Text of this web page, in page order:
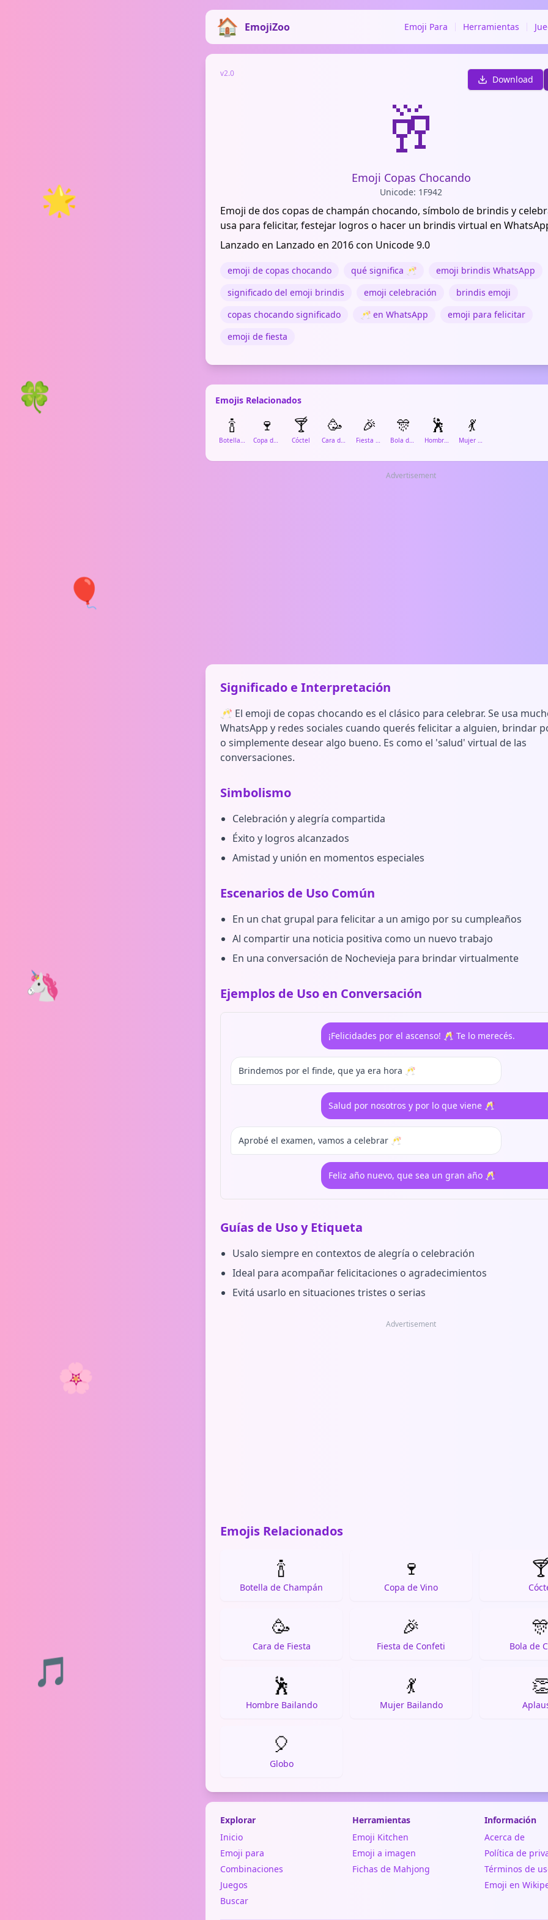
EmojiZoo Emoji Para Herramientas
🌟
🎈
🦄
🌸
🍀
🎵
v2.0
Download
🥂
Emoji Copas Chocando
Unicode: 1F942
Emoji de dos copas de champán chocando, símbolo de brindis y
usa para felicitar, festejar logros o hacer un brindis virtual en
Lanzado en Lanzado en 2016 con Unicode 9.0
emoji de copas chocando qué significa 🥂
emoji brindis WhatsApp
significado del emoji brindis
emoji celebración
brindis emoji
copas chocando significado
🥂 en WhatsApp
emoji para felicitar
emoji de fiesta
Emojis Relacionados
🍾
Botella de Champán
🍷
Copa de Vino
🍸
Cóctel
🥳
Cara de Fiesta
🎉
Fiesta de Confeti
🎊
Bola de Confeti
🕺
Hombre Bailando
💃
Mujer Bailando
Advertisement
Significado e Interpretación
🥂 El emoji de copas chocando es el clásico para celebrar. Se usa
WhatsApp y redes sociales cuando querés felicitar a alguien, brindar
o simplemente desear algo bueno. Es como el 'salud' virtual de las
conversaciones.
Simbolismo
Celebración y alegría compartida
Éxito y logros alcanzados
Amistad y unión en momentos especiales
Escenarios de Uso Común
En un chat grupal para felicitar a un amigo por su cumpleaños
Al compartir una noticia positiva como un nuevo trabajo
En una conversación de Nochevieja para brindar virtualmente
Ejemplos de Uso en Conversación
¡Felicidades por el ascenso! 🥂 Te lo merecés.
Brindemos por el finde, que ya era hora 🥂
Salud por nosotros y por lo que viene 🥂
Aprobé el examen, vamos a celebrar 🥂
Feliz año nuevo, que sea un gran año 🥂
Guías de Uso y Etiqueta
Usalo siempre en contextos de alegría o celebración
Ideal para acompañar felicitaciones o agradecimientos
Evitá usarlo en situaciones tristes o serias
Advertisement
Emojis Relacionados
🍾
Botella de Champán
🍷
Copa de Vino
🥳
Cara de Fiesta
🎉
Fiesta de Confeti Bola de
🕺
Hombre Bailando
💃
Mujer Bailando
🎈
Globo
Explorar
Inicio
Emoji para
Combinaciones
Juegos
Buscar
Herramientas
Emoji Kitchen
Emoji a imagen
Fichas de Mahjong
Información
Acerca de
Política de
Términos de
Emoji en